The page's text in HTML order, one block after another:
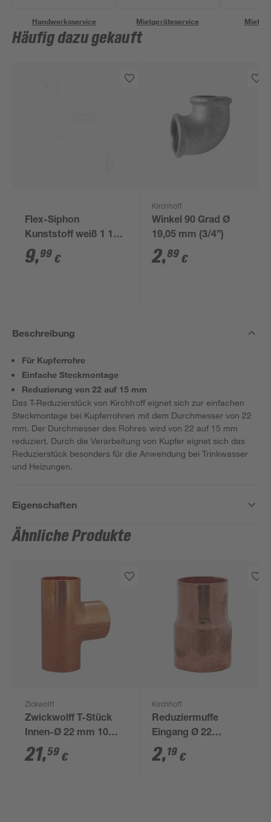
Handwerksservice Mietgeräteservice
Häufig dazu gekauft
Flex-Siphon
Kunststoff weiß 1 1/2'
x 40/50 mm
9,99 €
Kirchhoff
Winkel 90 Grad Ø
19,05 mm (3/4”)
2,89 €
Beschreibung
Für Kupferrohre
Einfache Steckmontage
Reduzierung von 22 auf 15 mm
Das T-Reduzierstück von Kirchhoff eignet sich zur einfachen
Steckmontage bei Kupferrohren mit dem Durchmesser von 22
mm. Der Durchmesser des Rohres wird von 22 auf 15 mm
reduziert. Durch die Verarbeitung von Kupfer eignet sich das
Reduzierstück besonders für die Anwendung bei Trinkwasser
und Heizungen.
Eigenschaften
Ähnliche Produkte
Zickwolff
Zwickwolff T-Stück
Innen-Ø 22 mm 10
Stück
21,59 €
Kirchhoff
Reduziermuffe
Eingang Ø 22
Ausgang Ø 15 mm
2,19 €